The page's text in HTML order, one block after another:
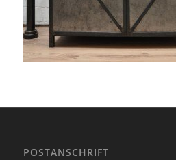
POSTANSCHRIFT